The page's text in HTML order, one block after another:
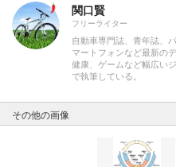
関口賢
フリーライター
自動車専門誌、青年誌、
マートフォンなど最新の
健康、ゲームなど幅広い
で執筆している。
その他の画像